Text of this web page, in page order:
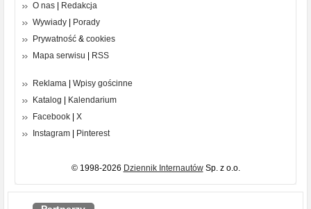
O nas
Redakcja
Wywiady
Porady
Prywatność & cookies
Mapa serwisu
RSS
Reklama
Wpisy gościnne
Katalog
Kalendarium
Facebook
X
Instagram
Pinterest
© 1998-2026 Dziennik InternautówSp. z o.o.